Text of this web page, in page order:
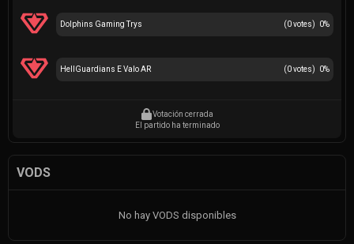
(0votes) 0%
Dolphins Gaming Trys
(0votes) 0%
HellGuardians E Valo AR
Votación cerrada
El partido ha terminado
VODS
No hay VODS disponibles